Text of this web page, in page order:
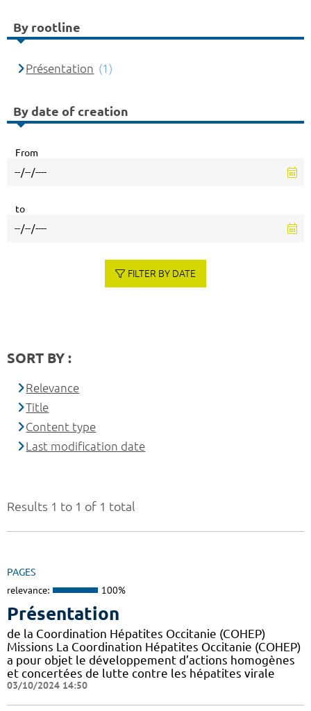
Results 1 to 1 of 1 total
PAGES
relevance: 100%
Présentation
de la Coordination Hépatites Occitanie (COHEP)
Missions La Coordination Hépatites Occitanie (COHEP)
a pour objet le développement d’actions homogènes
et concertées de lutte contre les hépatites virale
03/10/2024 14:50
By rootline
Présentation (1)
By date of creation
From
to
FILTER BY DATE
SORT BY :
Relevance
Title
Content type
Last modification date